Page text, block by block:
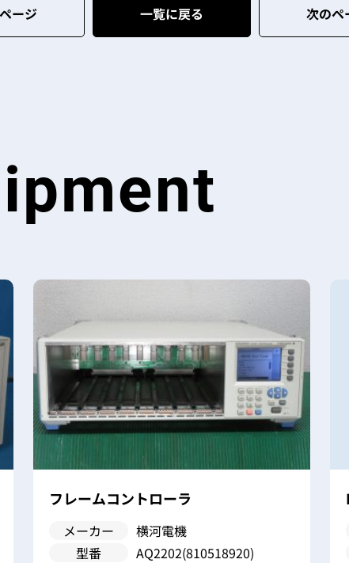
ージ 一覧に戻る 次のペ
フレームコントローラ
メーカー
横河電機
型番
AQ2202(810518920)